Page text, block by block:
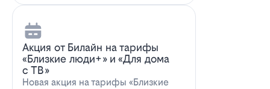
Акция от Билайн на тарифы
«Близкие люди+» и «Для дома
с ТВ»
Новая акция на тарифы «Близкие